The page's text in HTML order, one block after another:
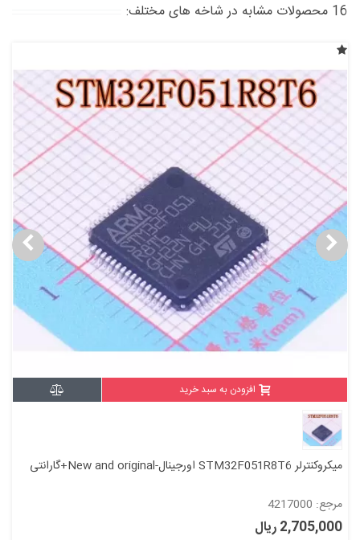
16 محصولات مشابه در شاخه های مختلف:
افزودن به سبد خرید
میکروکنترلر STM32F051R8T6 اورجینال-New and original+گارانتی
مرجع: 4217000
2,705,000 ریال